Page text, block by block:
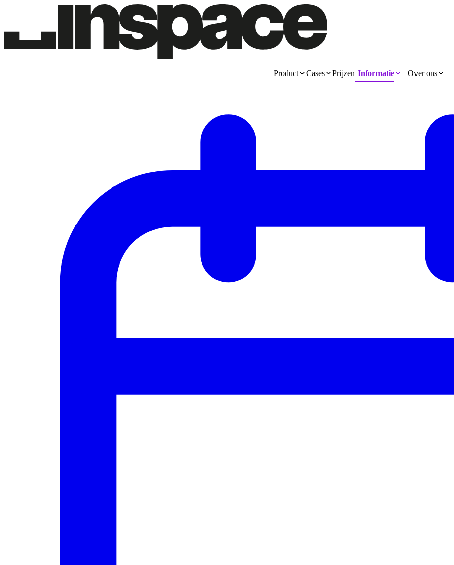
Product Cases Prijzen Informatie Over ons